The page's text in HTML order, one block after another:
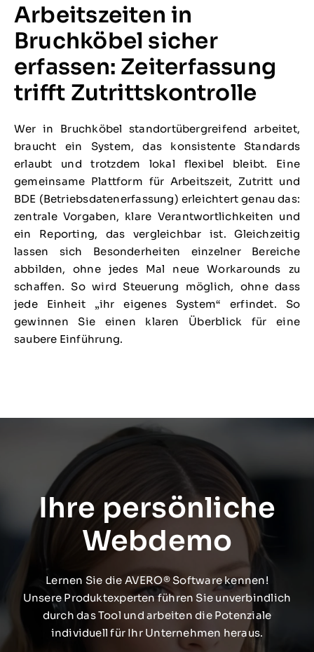
Arbeitszeiten in
Bruchköbel sicher
erfassen: Zeiterfassung
trifft Zutrittskontrolle
Wer in Bruchköbel standortübergreifend arbeitet,
braucht ein System, das konsistente Standards
erlaubt und trotzdem lokal flexibel bleibt. Eine
gemeinsame Plattform für Arbeitszeit, Zutritt und
BDE (Betriebsdatenerfassung) erleichtert genau das:
zentrale Vorgaben, klare Verantwortlichkeiten und
ein Reporting, das vergleichbar ist. Gleichzeitig
lassen sich Besonderheiten einzelner Bereiche
abbilden, ohne jedes Mal neue Workarounds zu
schaffen. So wird Steuerung möglich, ohne dass
jede Einheit „ihr eigenes System“ erfindet. So
gewinnen Sie einen klaren Überblick für eine
saubere Einführung.
Ihre persönliche
Webdemo
Lernen Sie die AVERO® Software kennen!
Unsere Produktexperten führen Sie unverbindlich
durch das Tool und arbeiten die Potenziale
individuell für Ihr Unternehmen heraus.